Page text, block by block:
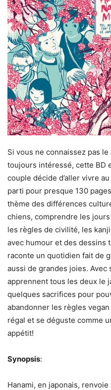
Si vous ne connaissez pas le
toujours intéressé, cette BD
couple décide d’aller vivre
parti pour presque 130
thème des différences
chiens, comprendre les
les règles de civilité, les
avec humour et des dessins
raconte un quotidien fait de
aussi de grandes joies. Avec
apprennent tous les deux le
quelques sacrifices pour
abandonner les règles
régal et se déguste comme
appétit!
Synopsis:
Hanami, en japonais,